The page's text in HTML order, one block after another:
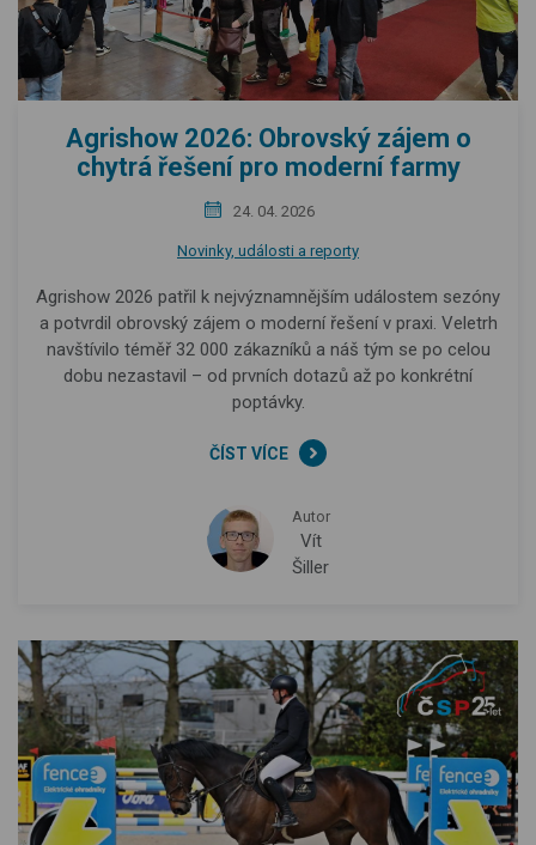
Agrishow 2026: Obrovský zájem o
chytrá řešení pro moderní farmy
24. 04. 2026
Novinky, události a reporty
Agrishow 2026 patřil k nejvýznamnějším událostem sezóny
a potvrdil obrovský zájem o moderní řešení v praxi. Veletrh
navštívilo téměř 32 000 zákazníků a náš tým se po celou
dobu nezastavil – od prvních dotazů až po konkrétní
poptávky.
ČÍST VÍCE
Autor
Vít
Šiller